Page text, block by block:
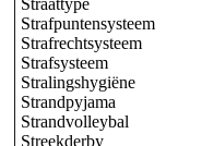
Straattype
Strafpuntensysteem
Strafrechtsysteem
Strafsysteem
Stralingshygiëne
Strandpyjama
Strandvolleybal
Streekderby